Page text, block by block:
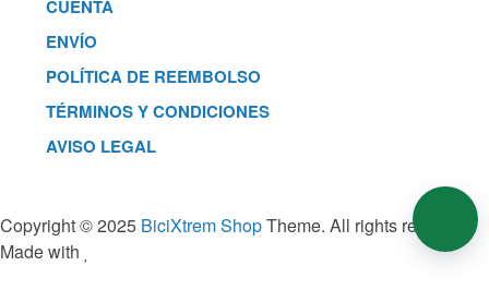
CUENTA
ENVÍO
POLÍTICA DE REEMBOLSO
TÉRMINOS Y CONDICIONES
AVISO LEGAL
Copyright © 2025 BiciXtrem ShopTheme. All rights reserved.
Made with